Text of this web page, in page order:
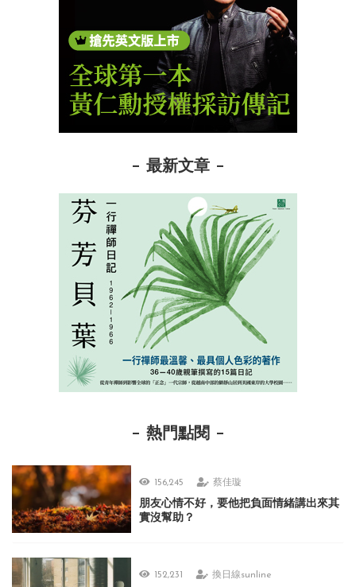
最新文章
熱門點閱
156,245 蔡佳璇
朋友心情不好，要他把負面情緒講出來其
實沒幫助？
152,231 換日線sunline